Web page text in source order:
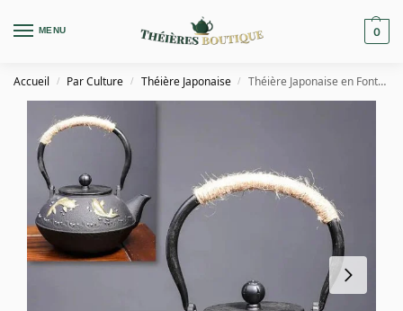
MENU 0
Accueil / Par Culture / Théière Japonaise / Théière Japonaise en Fonte Poissons 1.2L